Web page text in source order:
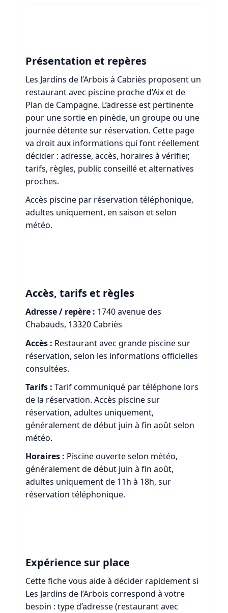
Présentation et repères
Les Jardins de l’Arbois à Cabriès proposent un
restaurant avec piscine proche d’Aix et de
Plan de Campagne. L’adresse est pertinente
pour une sortie en pinède, un groupe ou une
journée détente sur réservation. Cette page
va droit aux informations qui font réellement
décider : adresse, accès, horaires à vérifier,
tarifs, règles, public conseillé et alternatives
proches.
Accès piscine par réservation téléphonique,
adultes uniquement, en saison et selon
météo.
Accès, tarifs et règles
Adresse / repère : 1740 avenue des
Chabauds, 13320 Cabriès
Accès : Restaurant avec grande piscine sur
réservation, selon les informations officielles
consultées.
Tarifs : Tarif communiqué par téléphone lors
de la réservation. Accès piscine sur
réservation, adultes uniquement,
généralement de début juin à fin août selon
météo.
Horaires : Piscine ouverte selon météo,
généralement de début juin à fin août,
adultes uniquement de 11h à 18h, sur
réservation téléphonique.
Expérience sur place
Cette fiche vous aide à décider rapidement si
Les Jardins de l’Arbois correspond à votre
besoin : type d’adresse (restaurant avec